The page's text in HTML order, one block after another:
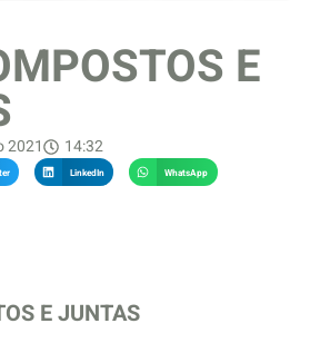
E
2021 14:32
LinkedIn WhatsApp
E JUNTAS